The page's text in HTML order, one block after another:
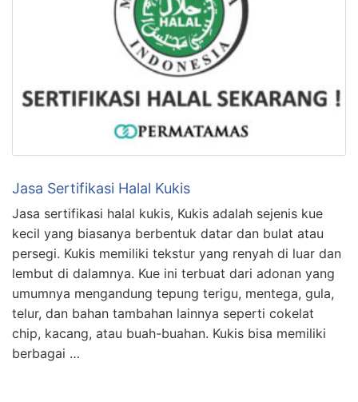
Jasa Sertifikasi Halal Kukis
Jasa sertifikasi halal kukis, Kukis adalah sejenis kue
kecil yang biasanya berbentuk datar dan bulat atau
persegi. Kukis memiliki tekstur yang renyah di luar dan
lembut di dalamnya. Kue ini terbuat dari adonan yang
umumnya mengandung tepung terigu, mentega, gula,
telur, dan bahan tambahan lainnya seperti cokelat
chip, kacang, atau buah-buahan. Kukis bisa memiliki
berbagai …